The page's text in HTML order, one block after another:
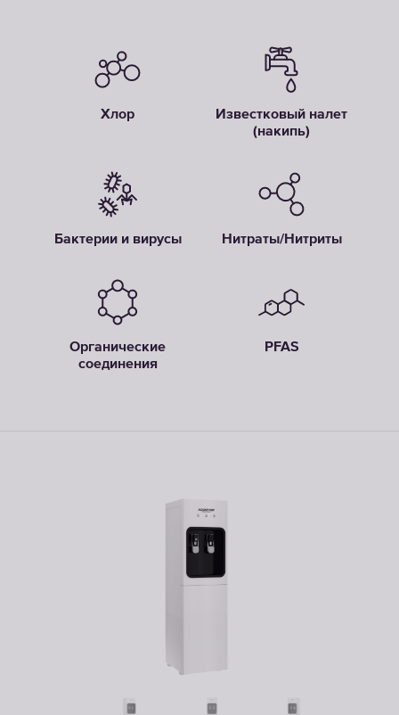
Хлор
Известковый налет
(накипь)
Бактерии и вирусы Нитраты/Нитриты
Органические
соединения
PFAS